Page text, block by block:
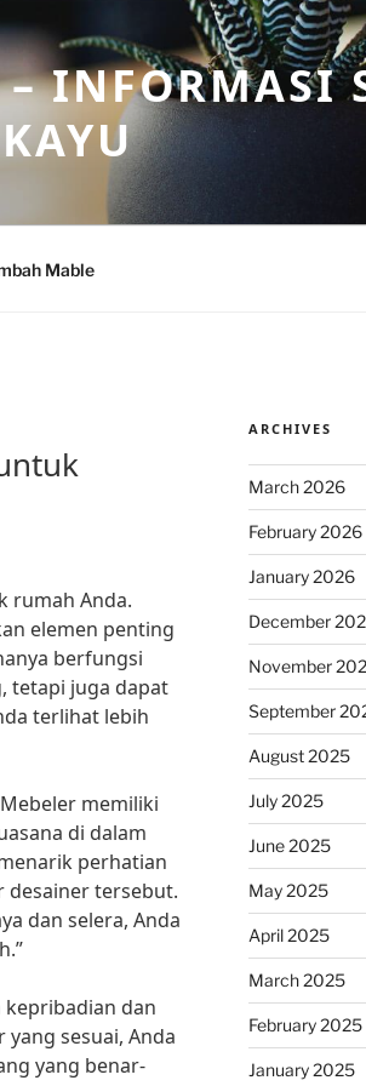
INFORMASI
Mable
rumah Anda.
elemen penting
berfungsi
tetapi juga dapat
terlihat lebih
memiliki
di dalam
perhatian
desainer tersebut.
dan selera, Anda
dan
sesuai, Anda
yang benar-
ARCHIVES
March 2026
February 2026
January 2026
December
November
September
August 2025
July 2025
June 2025
May 2025
April 2025
March 2025
February 2025
January 2025